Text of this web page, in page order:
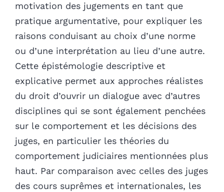
motivation des jugements en tant que
pratique argumentative, pour expliquer les
raisons conduisant au choix d’une norme
ou d’une interprétation au lieu d’une autre.
Cette épistémologie descriptive et
explicative permet aux approches réalistes
du droit d’ouvrir un dialogue avec d’autres
disciplines qui se sont également penchées
sur le comportement et les décisions des
juges, en particulier les théories du
comportement judiciaires mentionnées plus
haut. Par comparaison avec celles des juges
des cours suprêmes et internationales, les